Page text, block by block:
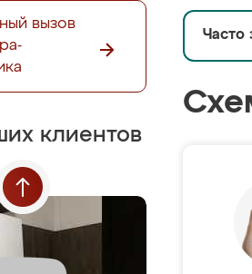
вызов
клиентов
Часто